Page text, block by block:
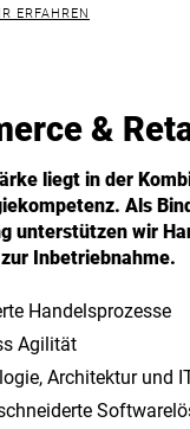
ERFAHREN
&
liegt in der
Als
unterstützen wir
Inbetriebnahme.
Handelsprozesse
Agilität
Architektur und